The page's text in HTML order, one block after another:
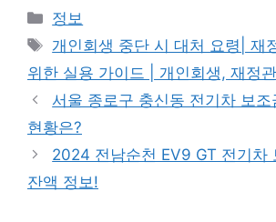
Categories
정보
Tags
개인회생 중단 시 대처 요령| 재
위한 실용 가이드 | 개인회생, 재정
서울 종로구 충신동 전기차 보조
현황은?
2024 전남순천 EV9 GT 전기차
잔액 정보!